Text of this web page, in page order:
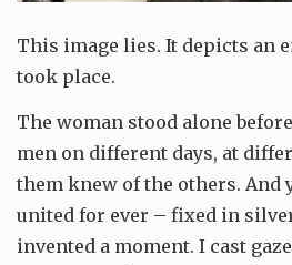
This image lies. It depicts an
took place.
The woman stood alone
men on different days, at
them knew of the others. And
united for ever – fixed in
invented a moment. I cast